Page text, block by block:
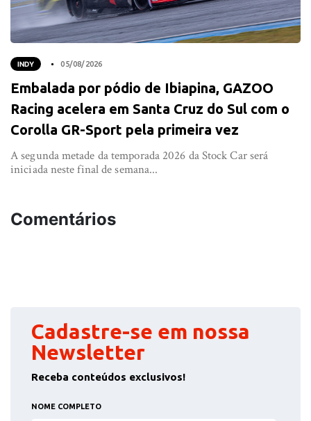
INDY 05/08/2026
Embalada por pódio de Ibiapina, GAZOO
Racing acelera em Santa Cruz do Sul com o
Corolla GR-Sport pela primeira vez
A segunda metade da temporada 2026 da Stock Car será
iniciada neste final de semana...
Comentários
Cadastre-se em nossa
Newsletter
Receba conteúdos exclusivos!
NOME COMPLETO